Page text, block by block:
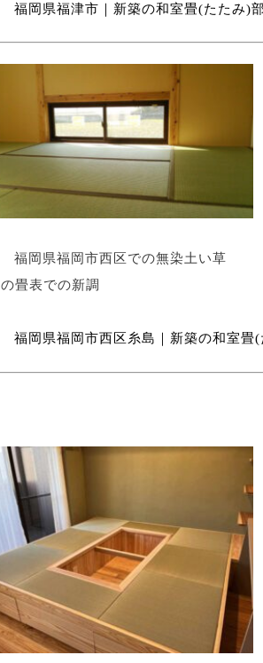
福岡県福津市｜新築の和室畳(たたみ)
福岡県福岡市西区での無染土い草
の畳表での新調
福岡県福岡市西区糸島｜新築の和室畳